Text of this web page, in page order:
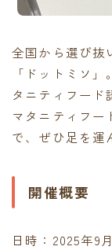
全国から選び抜
「ドットミソ
タニティフード
マタニティフー
で、ぜひ足を運
開催概要
日時：2025年9